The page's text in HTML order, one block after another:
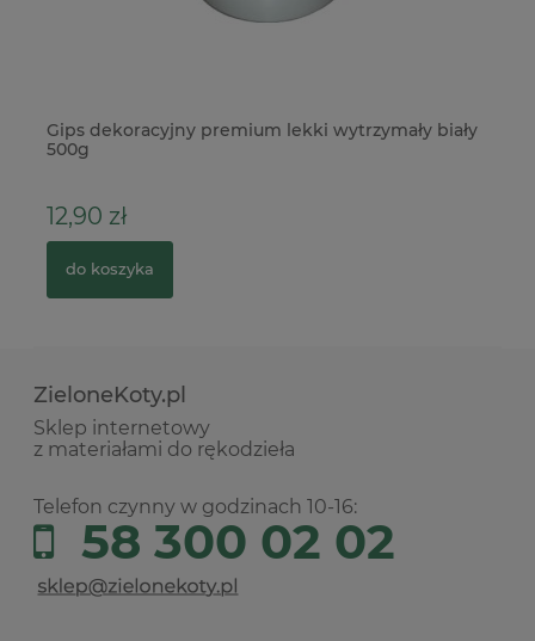
Gips dekoracyjny premium lekki wytrzymały biały
500g
12,90 zł
do koszyka
ZieloneKoty.pl
Sklep internetowy
z materiałami do rękodzieła
Telefon czynny w godzinach 10-16:
58 300 02 02